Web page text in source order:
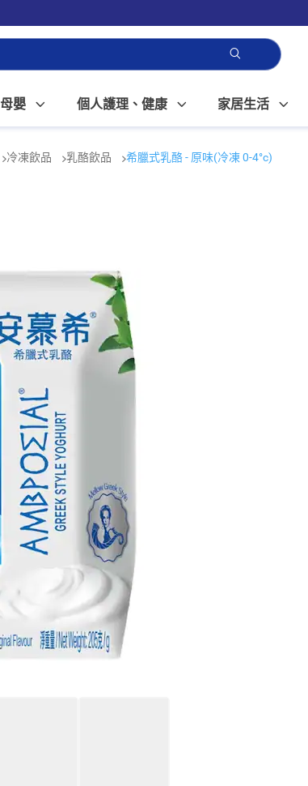
母嬰 個人護理、健康 家居生活
冷凍飲品 乳酪飲品 希臘式乳酪 - 原味(冷凍 0-4°c)